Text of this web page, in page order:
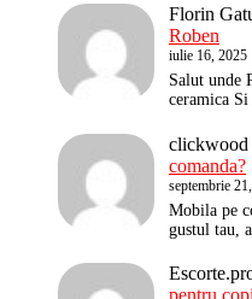
Florin
Roben
iulie 16, 2025
Salut unde
ceramica
clickwood
comanda?
septembrie
Mobila pe
gustul tau,